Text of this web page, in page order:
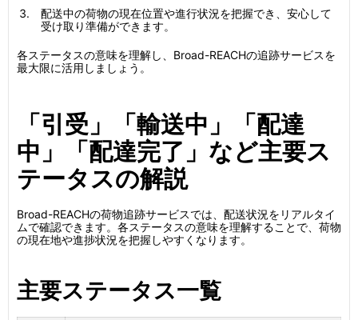
配送中の荷物の現在位置や進行状況を把握でき、安心して
受け取り準備ができます。
各ステータスの意味を理解し、Broad-REACHの追跡サービスを
最大限に活用しましょう。
「引受」「輸送中」「配達
中」「配達完了」など主要ス
テータスの解説
Broad-REACHの荷物追跡サービスでは、配送状況をリアルタイ
ムで確認できます。各ステータスの意味を理解することで、荷物
の現在地や進捗状況を把握しやすくなります。
主要ステータス一覧